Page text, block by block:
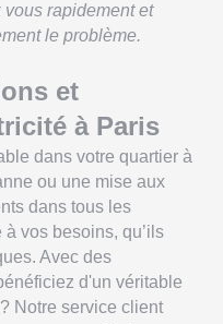
rapidement et
le problème.
et
à Paris
dans votre quartier à
ou une mise aux
dans tous les
vos besoins, qu’ils
Avec des
d'un véritable
Notre service client